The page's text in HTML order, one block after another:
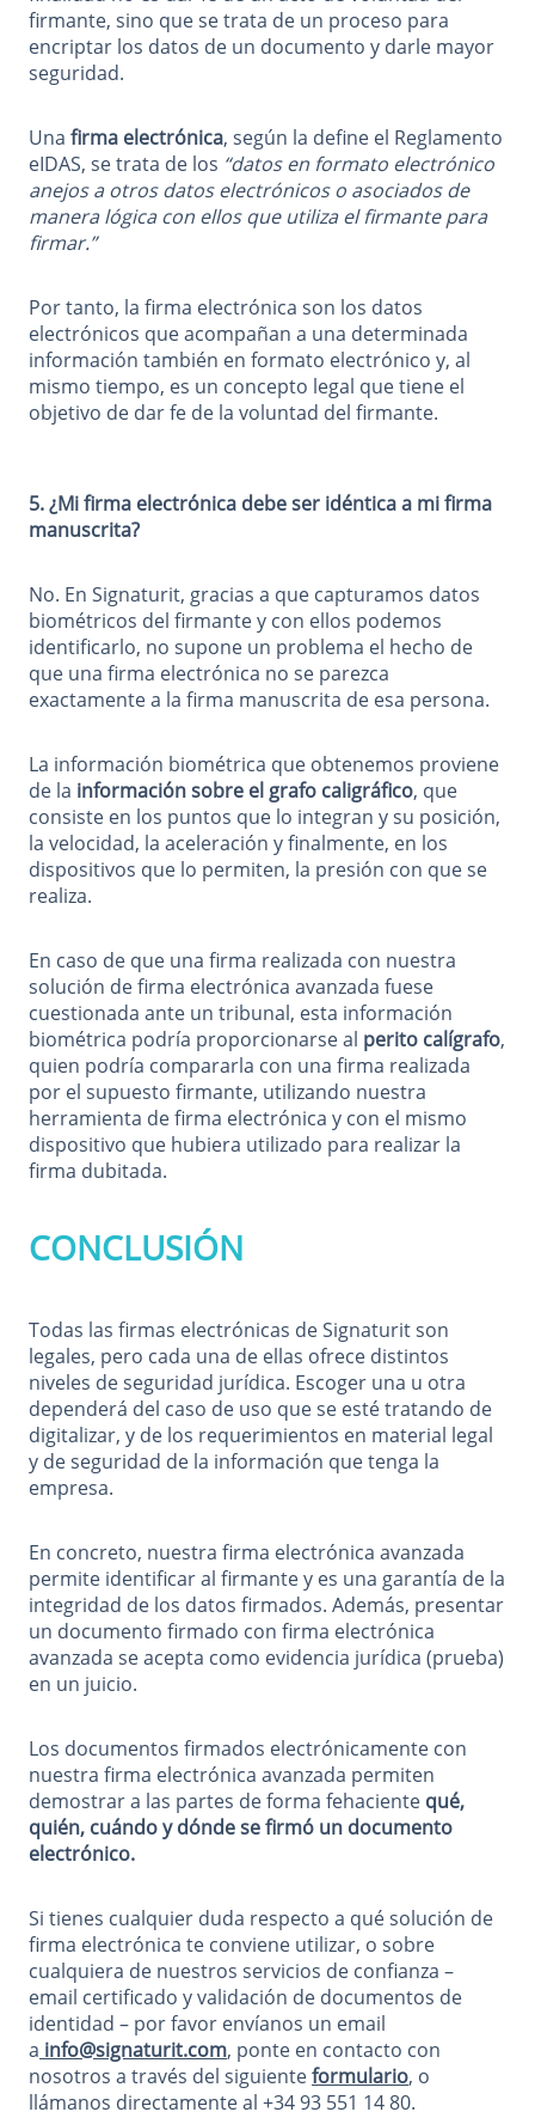
firmante, sino que se trata de un proceso para
encriptar los datos de un documento y darle mayor
seguridad.
Una firma electrónica, según la define el Reglamento
eIDAS, se trata de los “datos en formato electrónico
anejos a otros datos electrónicos o asociados de
manera lógica con ellos que utiliza el firmante para
firmar.”
Por tanto, la firma electrónica son los datos
electrónicos que acompañan a una determinada
información también en formato electrónico y, al
mismo tiempo, es un concepto legal que tiene el
objetivo de dar fe de la voluntad del firmante.
5. ¿Mi firma electrónica debe ser idéntica a mi firma
manuscrita?
No. En Signaturit, gracias a que capturamos datos
biométricos del firmante y con ellos podemos
identificarlo, no supone un problema el hecho de
que una firma electrónica no se parezca
exactamente a la firma manuscrita de esa persona.
La información biométrica que obtenemos proviene
de la información sobre el grafo caligráfico, que
consiste en los puntos que lo integran y su posición,
la velocidad, la aceleración y finalmente, en los
dispositivos que lo permiten, la presión con que se
realiza.
En caso de que una firma realizada con nuestra
solución de firma electrónica avanzada fuese
cuestionada ante un tribunal, esta información
biométrica podría proporcionarse al perito calígrafo,
quien podría compararla con una firma realizada
por el supuesto firmante, utilizando nuestra
herramienta de firma electrónica y con el mismo
dispositivo que hubiera utilizado para realizar la
firma dubitada.
CONCLUSIÓN
Todas las firmas electrónicas de Signaturit son
legales, pero cada una de ellas ofrece distintos
niveles de seguridad jurídica. Escoger una u otra
dependerá del caso de uso que se esté tratando de
digitalizar, y de los requerimientos en material legal
y de seguridad de la información que tenga la
empresa.
En concreto, nuestra firma electrónica avanzada
permite identificar al firmante y es una garantía de la
integridad de los datos firmados. Además, presentar
un documento firmado con firma electrónica
avanzada se acepta como evidencia jurídica (prueba)
en un juicio.
Los documentos firmados electrónicamente con
nuestra firma electrónica avanzada permiten
demostrar a las partes de forma fehaciente qué,
quién, cuándo y dónde se firmó un documento
electrónico.
Si tienes cualquier duda respecto a qué solución de
firma electrónica te conviene utilizar, o sobre
cualquiera de nuestros servicios de confianza –
email certificado y validación de documentos de
identidad – por favor envíanos un email
a info@signaturit.com, ponte en contacto con
nosotros a través del siguienteformulario, o
llámanos directamente al +34 93 551 14 80.